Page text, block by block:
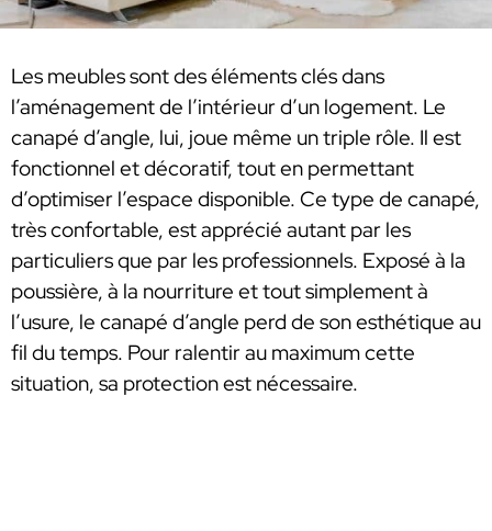
Les meubles sont des éléments clés dans
l’aménagement de l’intérieur d’un logement. Le
canapé d’angle, lui, joue même un triple rôle. Il est
fonctionnel et décoratif, tout en permettant
d’optimiser l’espace disponible. Ce type de canapé,
très confortable, est apprécié autant par les
particuliers que par les professionnels. Exposé à la
poussière, à la nourriture et tout simplement à
l’usure, le canapé d’angle perd de son esthétique au
fil du temps. Pour ralentir au maximum cette
situation, sa protection est nécessaire.